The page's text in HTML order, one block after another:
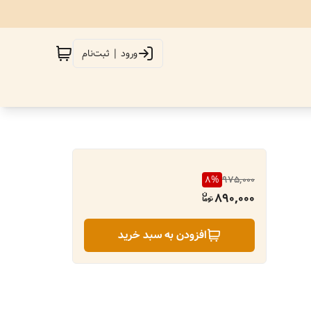
ورود | ثبت‌نام
975,000
8%
890,000
افزودن به سبد خرید